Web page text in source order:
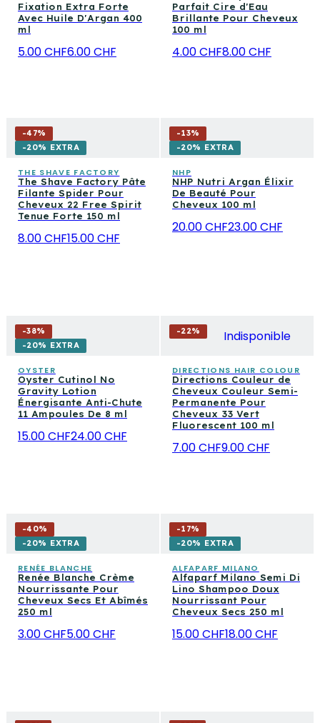
Fixation Extra Forte
Avec Huile D'Argan 400
ml
5.00 CHF6.00 CHF
Parfait Cire d'Eau
Brillante Pour Cheveux
100 ml
4.00 CHF8.00 CHF
-47%
-20% EXTRA
THE SHAVE FACTORY
The Shave Factory Pâte
Filante Spider Pour
Cheveux 22 Free Spirit
Tenue Forte 150 ml
8.00 CHF15.00 CHF
-13%
-20% EXTRA
NHP
NHP Nutri Argan Élixir
De Beauté Pour
Cheveux 100 ml
20.00 CHF23.00 CHF
-38%
-20% EXTRA
OYSTER
Oyster Cutinol No
Gravity Lotion
Énergisante Anti-Chute
11 Ampoules De 8 ml
15.00 CHF24.00 CHF
-22% Indisponible
DIRECTIONS HAIR COLOUR
Directions Couleur de
Cheveux Couleur Semi-
Permanente Pour
Cheveux 33 Vert
Fluorescent 100 ml
7.00 CHF9.00 CHF
-40%
-20% EXTRA
RENÉE BLANCHE
Renée Blanche Crème
Nourrissante Pour
Cheveux Secs Et Abîmés
250 ml
3.00 CHF5.00 CHF
-17%
-20% EXTRA
ALFAPARF MILANO
Alfaparf Milano Semi Di
Lino Shampoo Doux
Nourrissant Pour
Cheveux Secs 250 ml
15.00 CHF18.00 CHF